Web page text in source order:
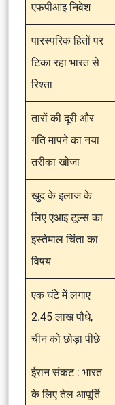
एफपीआइ निवेश
पारस्परिक हितों पर
टिका रहा भारत से
रिश्ता
तारों की दूरी और
गति मापने का नया
तरीका खोजा
खुद के इलाज के
लिए एआइ टूल्स का
इस्तेमाल चिंता का
विषय
एक घंटे में लगाए
2.45 लाख पौधे,
चीन को छोड़ा पीछे
ईरान संकट : भारत
के लिए तेल आपूर्ति